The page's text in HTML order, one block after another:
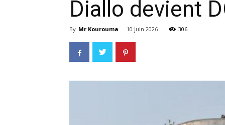
Diallo devient
By Mr Kourouma - 10 juin 2026 306